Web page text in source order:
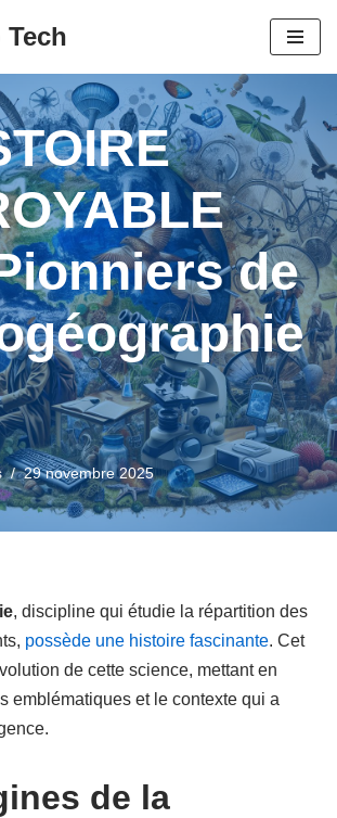
Tech
de
29 novembre 2025
, discipline qui étudie la répartition des
possède une histoire fascinante. Cet
de cette science, mettant en
emblématiques et le contexte qui a
de la